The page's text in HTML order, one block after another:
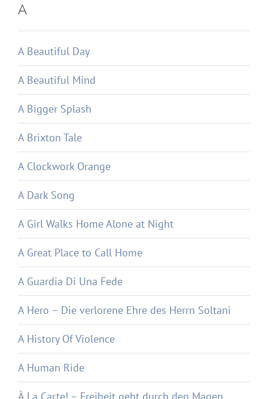
A
A Beautiful Day
A Beautiful Mind
A Bigger Splash
A Brixton Tale
A Clockwork Orange
A Dark Song
A Girl Walks Home Alone at Night
A Great Place to Call Home
A Guardia Di Una Fede
A Hero – Die verlorene Ehre des Herrn Soltani
A History Of Violence
A Human Ride